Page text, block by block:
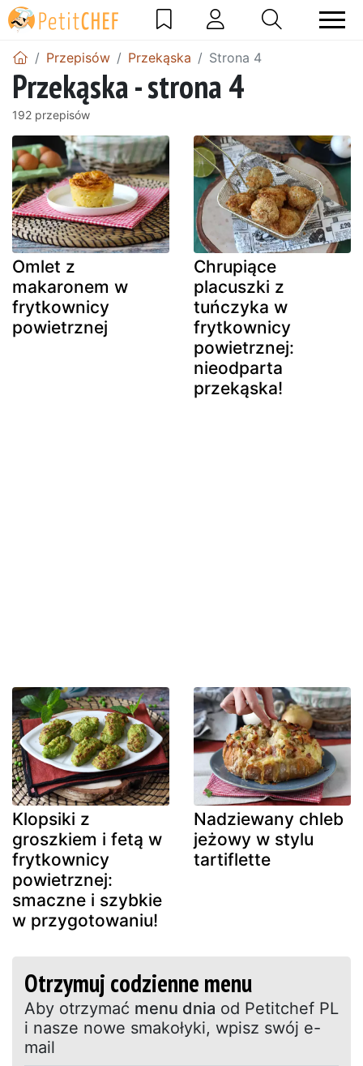
Przepisów Przekąska Strona 4
Przekąska - strona 4
192 przepisów
Omlet z
makaronem w
frytkownicy
powietrznej
Chrupiące
placuszki z
tuńczyka w
frytkownicy
powietrznej:
nieodparta
przekąska!
Klopsiki z
groszkiem i fetą w
frytkownicy
powietrznej:
smaczne i szybkie
w przygotowaniu!
Nadziewany chleb
jeżowy w stylu
tartiflette
Otrzymuj codzienne menu
Aby otrzymać menu dnia od Petitchef PL
i nasze nowe smakołyki, wpisz swój e-
mail